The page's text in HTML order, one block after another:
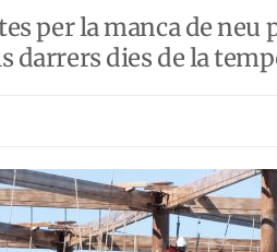
per la manca de neu
dies de la